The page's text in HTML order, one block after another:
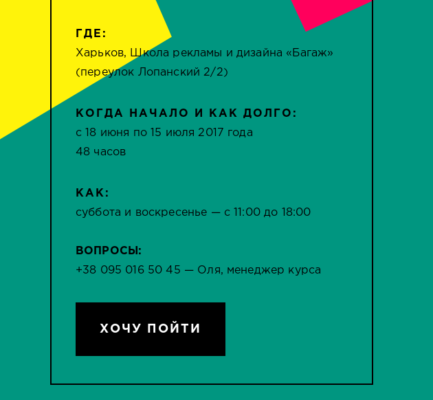
ГДЕ:
Харьков, Школа рекламы и дизайна «Багаж»
(переулок Лопанский 2/2)
КОГДА НАЧАЛО И КАК ДОЛГО:
с 18 июня по 15 июля 2017 года
48 часов
КАК:
суббота и воскресенье — с 11:00 до 18:00
ВОПРОСЫ:
+38 095 016 50 45 — Оля, менеджер курса
ХОЧУ ПОЙТИ